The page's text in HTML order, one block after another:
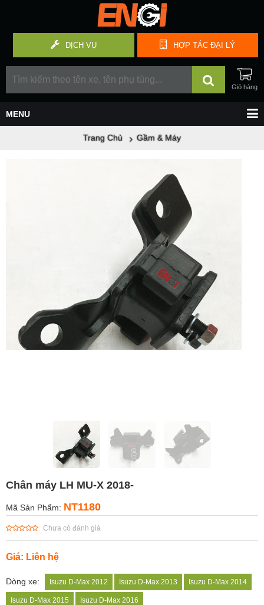
HỢP TÁC ĐẠI LÝ
DỊCH VỤ
Trang Chủ Gầm & Máy
Chân máy LH MU-X 2018-
Mã Sản Phẩm: NT1180
Chưa có đánh giá
Giá: Liên hệ
Dòng xe: Isuzu D-Max 2012 Isuzu D-Max 2013 Isuzu D-Max 2014
Isuzu D-Max 2015 Isuzu D-Max 2016